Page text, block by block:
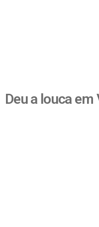
Deu a louca